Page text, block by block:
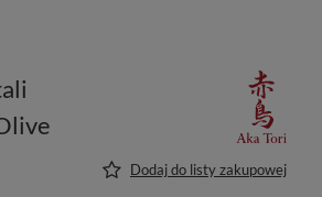
Dodaj do listy zakupowej